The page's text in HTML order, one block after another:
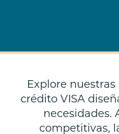
Explore
crédito VISA
necesidades.
competitivas,